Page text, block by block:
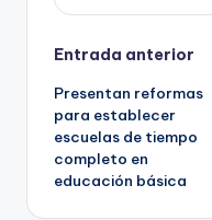
de
entradas
Entrada anterior
Presentan reformas
para establecer
escuelas de tiempo
completo en
educación básica